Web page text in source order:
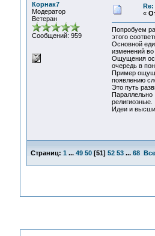
Корнак7
Модератор
Ветеран
Сообщений: 959
Re:
«
Попробуем
этого
Основной
изменений
Ощущения
очередь в
Пример
появлению
Это путь
религиозные.
Идеи и
Страниц: 1 ... 49 50[51] 52 53 ... 68 Все